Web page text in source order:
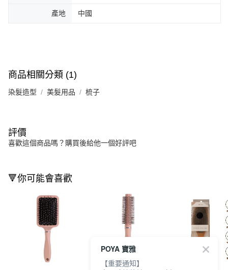
產地 中國
商品相關分類 (1)
染髮造型 美髮用品 梳子
評價
喜歡這個商品嗎？購買後給他一個好評吧
🔻你可能會喜歡
POYA 寶雅
【重要通知】